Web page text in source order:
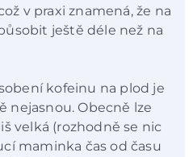
v praxi znamená, že na
ještě déle než na
kofeinu na plod je
nejasnou. Obecně lze
velká (rozhodně se nic
maminka čas od času